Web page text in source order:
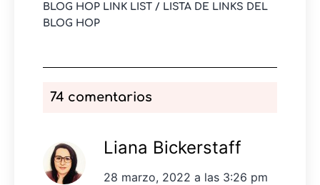
BLOG HOP LINK LIST / LISTA DE LINKS DEL
BLOG HOP
74 comentarios
Liana Bickerstaff
28 marzo, 2022 a las 3:26 pm